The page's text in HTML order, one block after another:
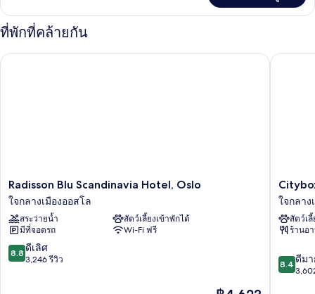
-
Panoramic
View)
เกี่ยว
กับ
ห้อง
สวี
ท
ที่พักที่คล้ายกัน
Radisson
Blu
Scandinavia
Hotel,
Oslo
ใจกลาง
เมือง
Radisson Blu Scandinavia Hotel, Oslo
ใจกลางเมืองออสโล
สระว่ายน้ำ
สัตว์เลี้ยงเข้าพักได้
มีที่จอดรถ
Wi-Fi ฟรี
8.8
จาก
8.8 ดีเลิศ
3,246 รีวิว
Radisson Blu Scandinavia Hotel, Oslo
Citybox
Oslo
ใจกลาง
เมือง
ออสโล
ใจกลาง
สัตว์เ
ร้านอ
8.4
จาก
8.4 ดีม
Citybox